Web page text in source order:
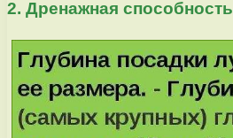
2. Дренажная способность